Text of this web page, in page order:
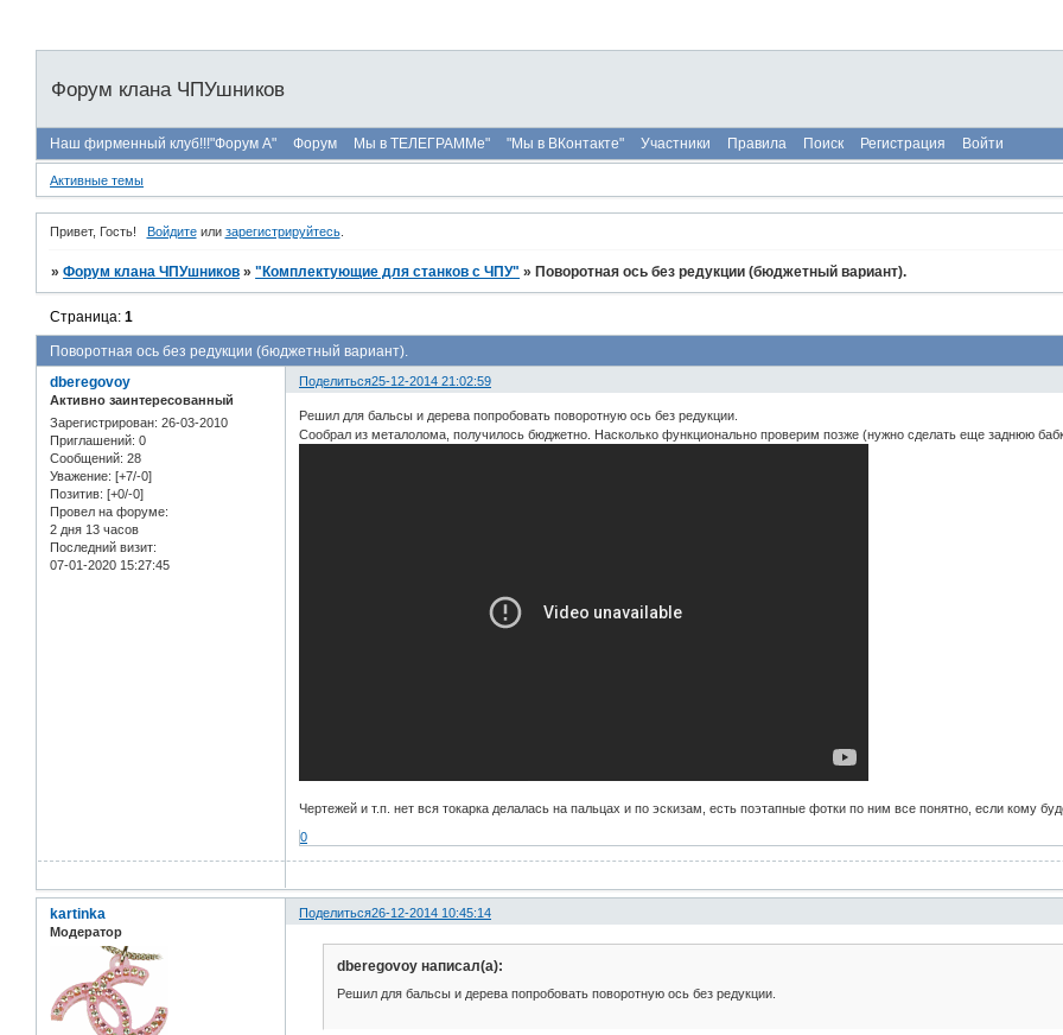
Форум клана ЧПУшников
Наш фирменный клуб!!!"Форум А" Форум Мы в ТЕЛЕГРАММе" "Мы в ВКонтакте" Участники Правила Поиск Регистрация Войти
Активные темы
Привет, Гость! Войдитеили зарегистрируйтесь.
»Форум клана ЧПУшников »"Комплектующие для станков с ЧПУ" » Поворотная ось без редукции (бюджетный вариант).
Поворотная ось без редукции (бюджетный вариант).
Страница:1
Поделиться25-12-2014 21:02:59
dberegovoy
Активно заинтересованный
Зарегистрирован: 26-03-2010
Приглашений: 0
Сообщений: 28
Уважение: [+7/-0]
Позитив: [+0/-0]
Провел на форуме:
2 дня 13 часов
Последний визит:
07-01-2020 15:27:45
Решил для бальсы и дерева попробовать поворотную ось без редукции.
Сообрал из металолома, получилось бюджетно. Насколько функционально проверим позже (нужно сделать еще заднюю
Чертежей и т.п. нет вся токарка делалась на пальцах и по эскизам, есть поэтапные фотки по ним все понятно, если кому
0
Поделиться26-12-2014 10:45:14
kartinka
Модератор
dberegovoy написал(а):
Решил для бальсы и дерева попробовать поворотную ось без редукции.